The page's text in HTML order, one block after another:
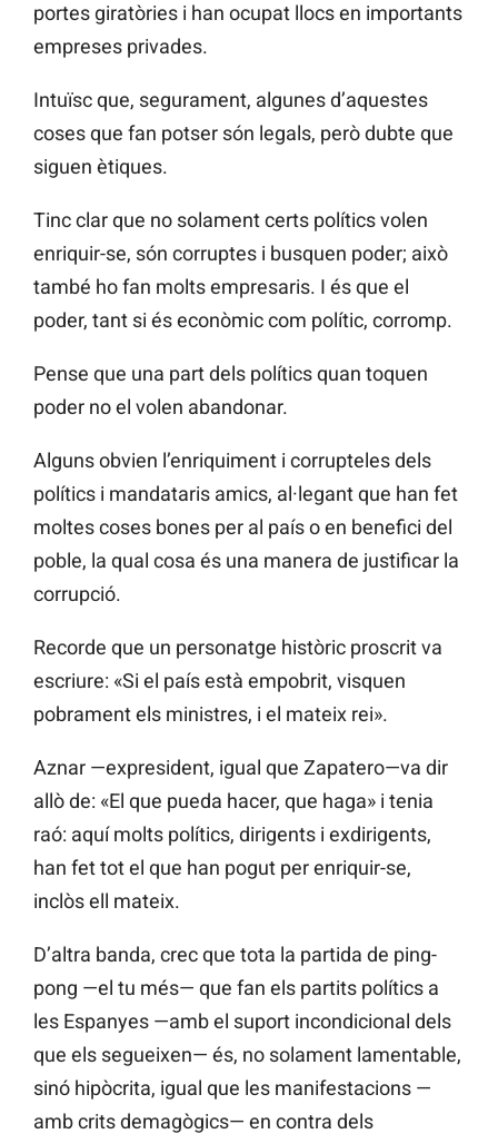
portes giratòries i han ocupat llocs en importants
empreses privades.
Intuïsc que, segurament, algunes d’aquestes
coses que fan potser són legals, però dubte que
siguen ètiques.
Tinc clar que no solament certs polítics volen
enriquir-se, són corruptes i busquen poder; això
també ho fan molts empresaris. I és que el
poder, tant si és econòmic com polític, corromp.
Pense que una part dels polítics quan toquen
poder no el volen abandonar.
Alguns obvien l’enriquiment i corrupteles dels
polítics i mandataris amics, al·legant que han fet
moltes coses bones per al país o en benefici del
poble, la qual cosa és una manera de justificar la
corrupció.
Recorde que un personatge històric proscrit va
escriure: «Si el país està empobrit, visquen
pobrament els ministres, i el mateix rei».
Aznar —expresident, igual que Zapatero—va dir
allò de: «El que pueda hacer, que haga» i tenia
raó: aquí molts polítics, dirigents i exdirigents,
han fet tot el que han pogut per enriquir-se,
inclòs ell mateix.
D’altra banda, crec que tota la partida de ping-
pong —el tu més— que fan els partits polítics a
les Espanyes —amb el suport incondicional dels
que els segueixen— és, no solament lamentable,
sinó hipòcrita, igual que les manifestacions —
amb crits demagògics— en contra dels